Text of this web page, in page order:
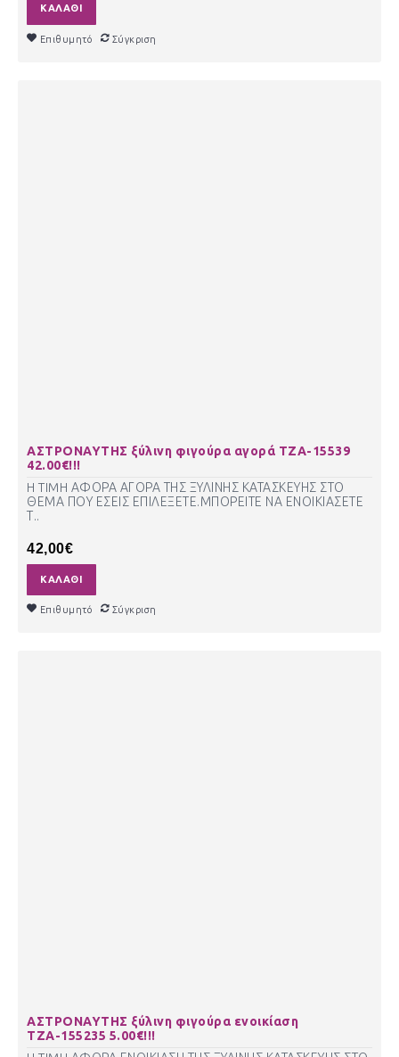
ΚΑΛΆΘΙ
Επιθυμητό Σύγκριση
ΑΣΤΡΟΝΑΥΤΗΣ ξύλινη φιγούρα αγορά ΤΖΑ-15539
42.00€!!!
H TIMH ΑΦΟΡΑ ΑΓΟΡΑ ΤΗΣ ΞΥΛΙΝΗΣ ΚΑΤΑΣΚΕΥΗΣ ΣΤΟ
ΘΕΜΑ ΠΟΥ ΕΣΕΙΣ ΕΠΙΛΕΞΕΤΕ.ΜΠΟΡΕΙΤΕ ΝΑ ΕΝΟΙΚΙΑΣΕΤΕ
Τ..
42,00€
ΚΑΛΆΘΙ
Επιθυμητό Σύγκριση
ΑΣΤΡΟΝΑΥΤΗΣ ξύλινη φιγούρα ενοικίαση
ΤΖΑ-155235 5.00€!!!